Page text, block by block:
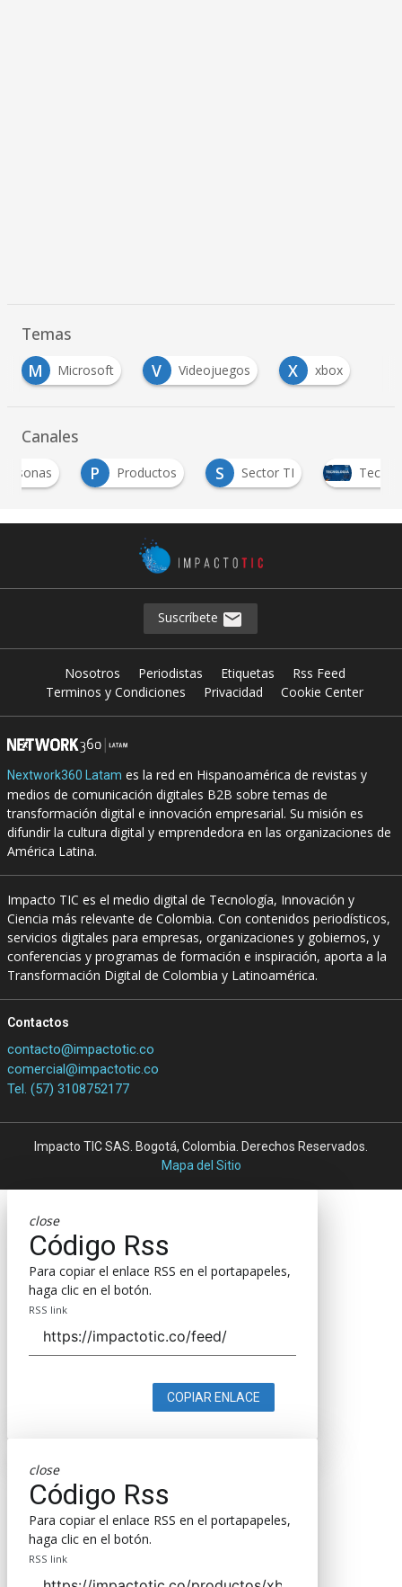
Temas
M
Microsoft V Videojuegos X xbox
Canales
P
Productos S Sector TI Tecnología
Suscríbete
Nosotros Periodistas Etiquetas
Rss Feed
Terminos y Condiciones
Privacidad Cookie Center
Nextwork360 Latam es la red en Hispanoamérica de revistas y
medios de comunicación digitales B2B sobre temas de
transformación digital e innovación empresarial. Su misión es
difundir la cultura digital y emprendedora en las organizaciones de
América Latina.
Impacto TIC es el medio digital de Tecnología, Innovación y
Ciencia más relevante de Colombia. Con contenidos periodísticos,
servicios digitales para empresas, organizaciones y gobiernos, y
conferencias y programas de formación e inspiración, aporta a la
Transformación Digital de Colombia y Latinoamérica.
Contactos
contacto@impactotic.co
comercial@impactotic.co
Tel. (57) 3108752177
Impacto TIC SAS. Bogotá, Colombia. Derechos Reservados.
Mapa del Sitio
close
Código Rss
Para copiar el enlace RSS en el portapapeles,
haga clic en el botón.
RSS link
COPIAR ENLACE
close
Código Rss
Para copiar el enlace RSS en el portapapeles,
haga clic en el botón.
RSS link